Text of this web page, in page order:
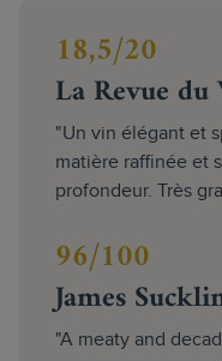
18,5/20
La Revue
"Un vin élégant et
matière raffinée et
profondeur. Très
96/100
James
"A meaty and